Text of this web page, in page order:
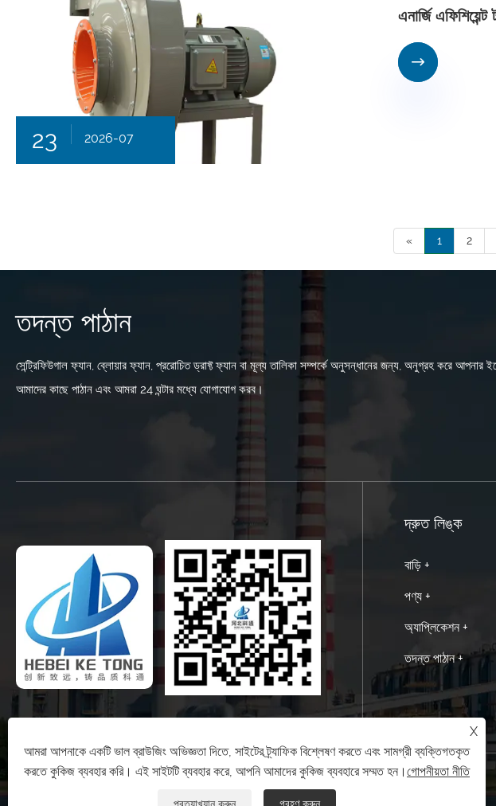
23 2026-07
এনার্জি

« 1 2
তদন্ত পাঠান
সেন্ট্রিফিউগাল ফ্যান, ব্লোয়ার ফ্যান, প্ররোচিত ড্রাফ্ট ফ্যান বা মূল্য তালিকা সম্পর্কে অনুসন্ধানের জন্য, অনুগ্রহ করে আপনার
আমাদের কাছে পাঠান এবং আমরা 24 ঘন্টার মধ্যে যোগাযোগ করব।
দ্রুত লিঙ্ক
বাড়ি +
পণ্য +
অ্যাপ্লিকেশন +
তদন্ত পাঠান +
X
আমরা আপনাকে একটি ভাল ব্রাউজিং অভিজ্ঞতা দিতে, সাইটের ট্র্যাফিক বিশ্লেষণ করতে এবং সামগ্রী ব্যক্তিগতকৃত
করতে কুকিজ ব্যবহার করি। এই সাইটটি ব্যবহার করে, আপনি আমাদের কুকিজ ব্যবহারে সম্মত হন। গোপনীয়তা নীতি